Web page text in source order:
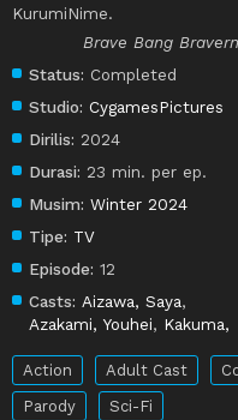
KurumiNime.
Brave Bang
Status: Completed
Studio: CygamesPictures
Dirilis: 2024
Durasi: 23 min. per ep.
Musim: Winter 2024
Tipe: TV
Episode: 12
Casts: Aizawa, Saya,
Azakami, Youhei, Kakuma,
Action Adult Cast
Parody
Sci-Fi